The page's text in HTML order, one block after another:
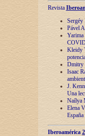
Revista
Sergéy
Pável
Yarima
Kleidy
Dmitry
Isaac
J.
Una
Naílya
Elena
España
Iberoamérica